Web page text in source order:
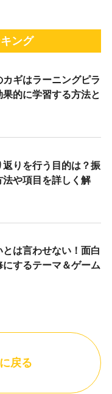
ング
ギはラーニングピラ
果的に学習する方法と
返りを行う目的は？振
法や項目を詳しく解
は言わせない！面白
にするテーマ＆ゲーム
戻る